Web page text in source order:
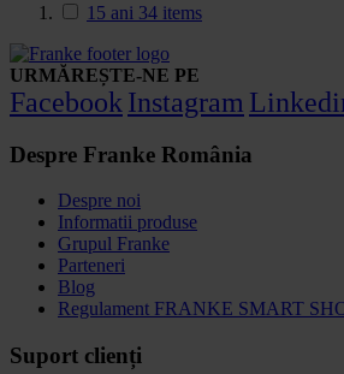
15 ani 34 items
URMĂREȘTE-NE PE
Facebook Instagram
Despre Franke România
Despre noi
Informatii produse
Grupul Franke
Parteneri
Blog
Regulament FRANKE SMART
Suport clienți